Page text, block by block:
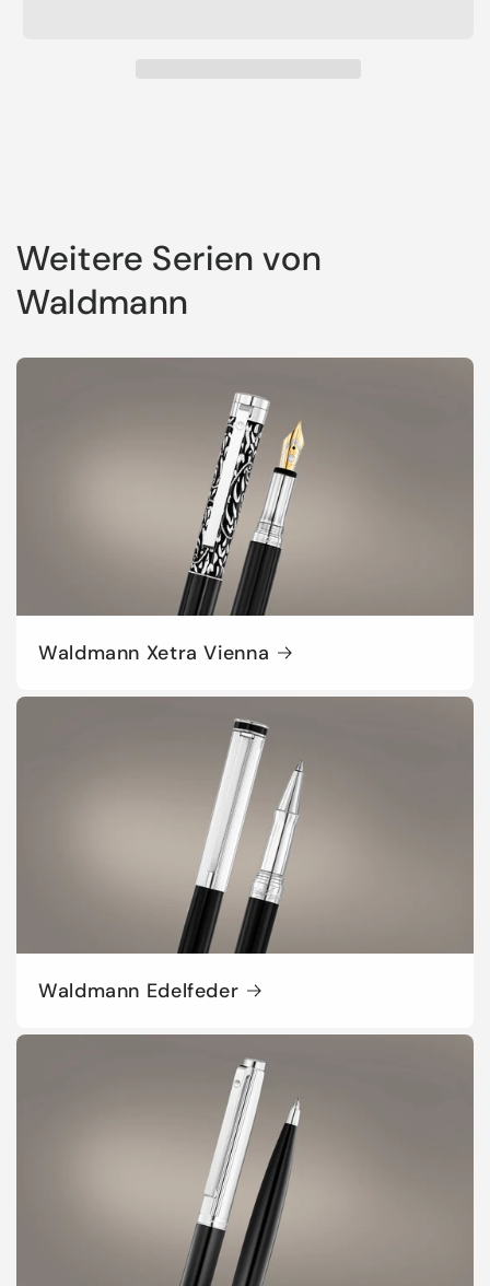
Weitere Serien von
Waldmann
Waldmann Xetra Vienna
Waldmann Edelfeder